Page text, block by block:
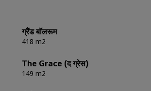
ग्रैंड बॉलरूम
418 m2
The Grace (द ग्रेस)
149 m2